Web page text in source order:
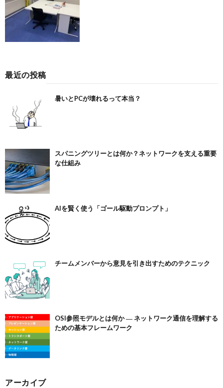
最近の投稿
暑いとPCが壊れるって本当？
スパニングツリーとは何か？ネットワークを支える重要
な仕組み
AIを賢く使う「ゴール駆動プロンプト」
チームメンバーから意見を引き出すためのテクニック
OSI参照モデルとは何か ― ネットワーク通信を理解する
ための基本フレームワーク
アーカイブ